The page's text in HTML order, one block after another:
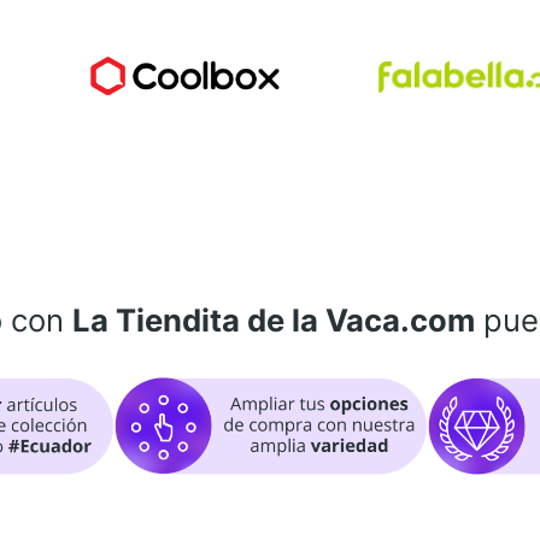
con La Tiendita de la Vaca.com